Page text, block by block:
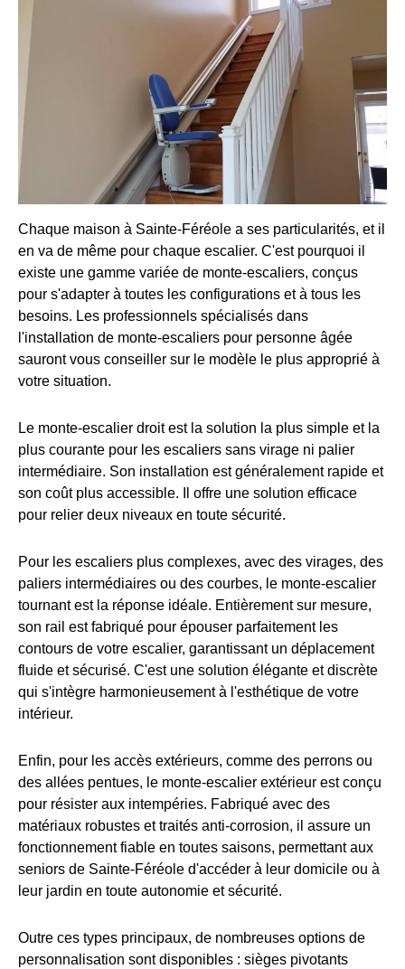
Chaque maison à Sainte-Féréole a ses particularités, et il
en va de même pour chaque escalier. C'est pourquoi il
existe une gamme variée de monte-escaliers, conçus
pour s'adapter à toutes les configurations et à tous les
besoins. Les professionnels spécialisés dans
l'installation de monte-escaliers pour personne âgée
sauront vous conseiller sur le modèle le plus approprié à
votre situation.
Le monte-escalier droit est la solution la plus simple et la
plus courante pour les escaliers sans virage ni palier
intermédiaire. Son installation est généralement rapide et
son coût plus accessible. Il offre une solution efficace
pour relier deux niveaux en toute sécurité.
Pour les escaliers plus complexes, avec des virages, des
paliers intermédiaires ou des courbes, le monte-escalier
tournant est la réponse idéale. Entièrement sur mesure,
son rail est fabriqué pour épouser parfaitement les
contours de votre escalier, garantissant un déplacement
fluide et sécurisé. C'est une solution élégante et discrète
qui s'intègre harmonieusement à l'esthétique de votre
intérieur.
Enfin, pour les accès extérieurs, comme des perrons ou
des allées pentues, le monte-escalier extérieur est conçu
pour résister aux intempéries. Fabriqué avec des
matériaux robustes et traités anti-corrosion, il assure un
fonctionnement fiable en toutes saisons, permettant aux
seniors de Sainte-Féréole d'accéder à leur domicile ou à
leur jardin en toute autonomie et sécurité.
Outre ces types principaux, de nombreuses options de
personnalisation sont disponibles : sièges pivotants